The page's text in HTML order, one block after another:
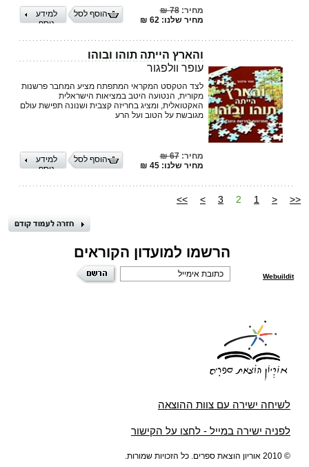
מחיר:78 ₪
מחיר שלנו: 62 ₪
למידע
נוסף
הוסף לסל
והארץ הייתה תוהו ובוהו
עופר וולפגור
לצד הטקסט המקראי המתפתח מציע המחבר פרשנות
מקורית, הנטועה היטב במציאות הישראלית
האקטואלית, ומציג בחריזה קצבית ושנונה תפישת עולם
מגובשת על הטוב ועל הרע
מחיר:67 ₪
מחיר שלנו: 45 ₪
למידע
נוסף
הוסף לסל
<<
<
1
2
3
>
>>
הרשמו למועדון הקוראים
לשיחה ישירה עם צוות ההוצאה
לפניה ישירה במייל - לחצו על הקישור
© 2010 אוריון הוצאת ספרים. כל הזכויות שמורות.
Webuildit